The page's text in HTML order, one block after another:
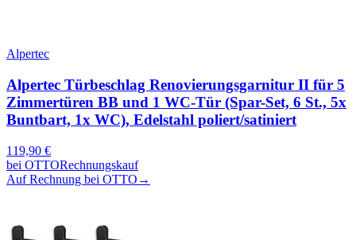
Alpertec
Alpertec Türbeschlag Renovierungsgarnitur II für 5
Zimmertüren BB und 1 WC-Tür (Spar-Set, 6 St., 5x
Buntbart, 1x WC), Edelstahl poliert/satiniert
119,90 €
bei OTTORechnungskauf
Auf Rechnung bei OTTO →